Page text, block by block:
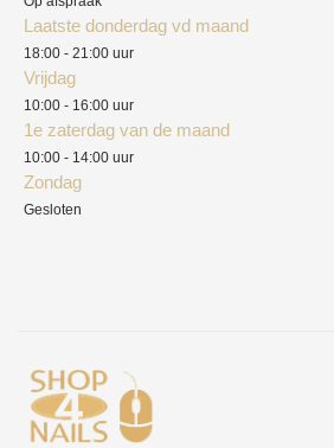
Laatste donderdag vd maand
18:00 - 21:00 uur
Vrijdag
10:00 - 16:00 uur
1e zaterdag van de maand
10:00 - 14:00 uur
Zondag
Gesloten